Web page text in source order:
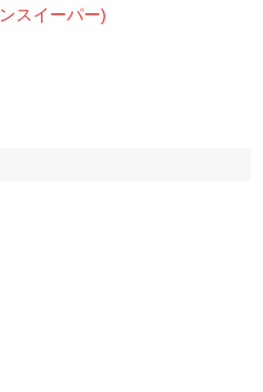
ンスイーパー)